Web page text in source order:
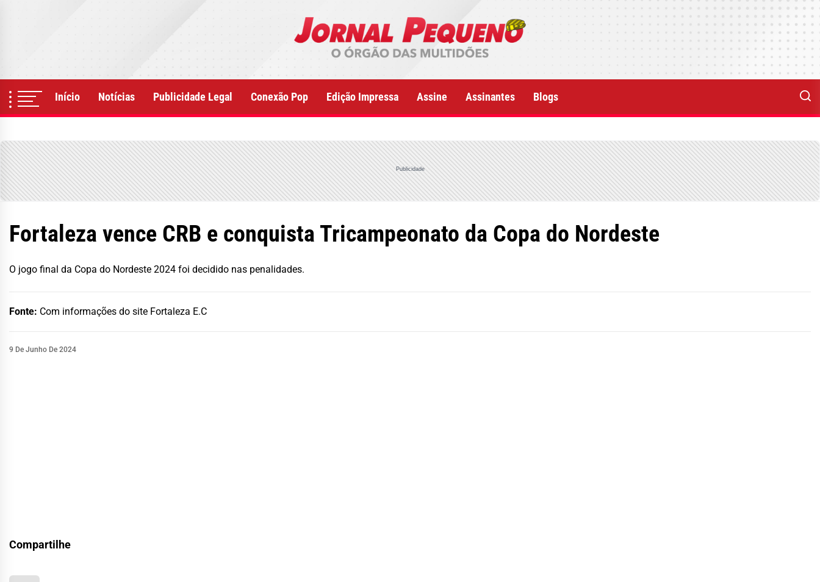
Início Notícias Publicidade Legal Conexão Pop Edição Impressa Assine Assinantes Blogs
Publicidade
Fortaleza vence CRB e conquista Tricampeonato da Copa do Nordeste
O jogo final da Copa do Nordeste 2024 foi decidido nas penalidades.
Fonte: Com informações do site Fortaleza E.C
9 De Junho De 2024
Compartilhe